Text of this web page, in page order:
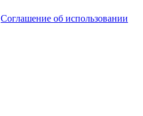
Соглашение об использовании